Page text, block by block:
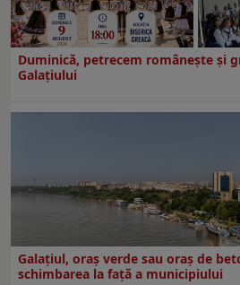
Duminică, petrecem româneşte şi
Galaţiului
Galațiul, oraș verde sau oraș de
schimbarea la față a municipiului